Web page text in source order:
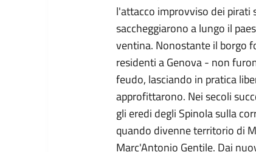
l'attacco improvviso dei pirati
saccheggiarono a lungo il
ventina. Nonostante il borgo
residenti a Genova - non
feudo, lasciando in pratica
approfittarono. Nei secoli
gli eredi degli Spinola sulla
quando divenne territorio di
Marc'Antonio Gentile. Dai